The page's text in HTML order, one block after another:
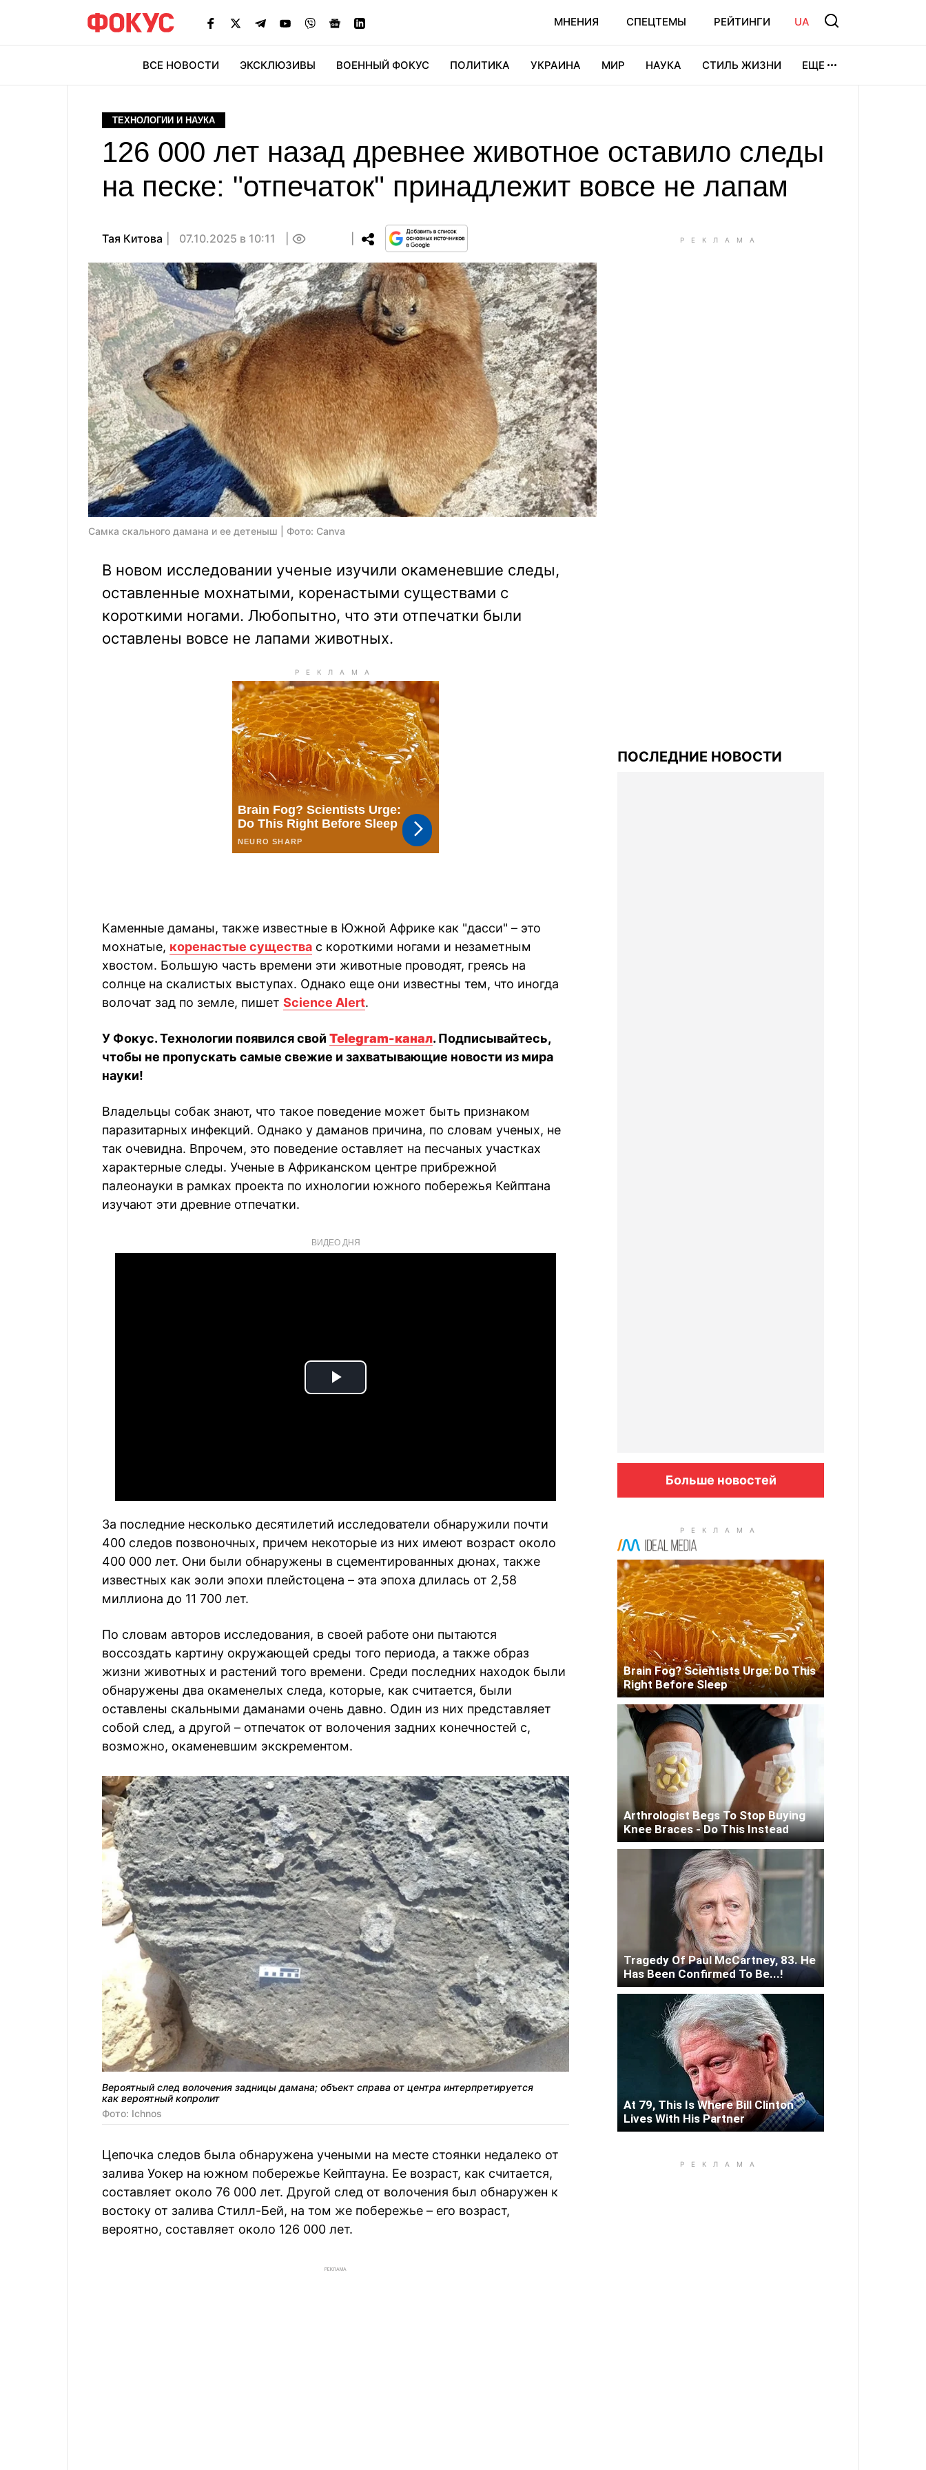
МНЕНИЯ СПЕЦТЕМЫ РЕЙТИНГИ UA
ВСЕ НОВОСТИ ЭКСКЛЮЗИВЫ ВОЕННЫЙ ФОКУС ПОЛИТИКА УКРАИНА МИР НАУКА СТИЛЬ ЖИЗНИ ЕЩЕ
ТЕХНОЛОГИИ И НАУКА
126 000 лет назад древнее животное оставило следы
на песке: "отпечаток" принадлежит вовсе не лапам
Тая Китова 07.10.2025 в 10:11
Самка скального дамана и ее детеныш | Фото: Canva
В новом исследовании ученые изучили окаменевшие следы,
оставленные мохнатыми, коренастыми существами с
короткими ногами. Любопытно, что эти отпечатки были
оставлены вовсе не лапами животных.
Каменные даманы, также известные в Южной Африке как "дасси" – это
мохнатые, коренастые существа с короткими ногами и незаметным
хвостом. Большую часть времени эти животные проводят, греясь на
солнце на скалистых выступах. Однако еще они известны тем, что иногда
волочат зад по земле, пишет Science Alert.
У Фокус. Технологии появился свой Telegram-канал. Подписывайтесь,
чтобы не пропускать самые свежие и захватывающие новости из мира
науки!
Владельцы собак знают, что такое поведение может быть признаком
паразитарных инфекций. Однако у даманов причина, по словам ученых, не
так очевидна. Впрочем, это поведение оставляет на песчаных участках
характерные следы. Ученые в Африканском центре прибрежной
палеонауки в рамках проекта по ихнологии южного побережья Кейптана
изучают эти древние отпечатки.
ВИДЕО ДНЯ
Play
За последние несколько десятилетий исследователи обнаружили почти
400 следов позвоночных, причем некоторые из них имеют возраст около
400 000 лет. Они были обнаружены в сцементированных дюнах, также
известных как эоли эпохи плейстоцена – эта эпоха длилась от 2,58
миллиона до 11 700 лет.
По словам авторов исследования, в своей работе они пытаются
воссоздать картину окружающей среды того периода, а также образ
жизни животных и растений того времени. Среди последних находок были
обнаружены два окаменелых следа, которые, как считается, были
оставлены скальными даманами очень давно. Один из них представляет
собой след, а другой – отпечаток от волочения задних конечностей с,
возможно, окаменевшим экскрементом.
Вероятный след волочения задницы дамана; объект справа от центра интерпретируется
как вероятный копролит
Фото: Ichnos
Цепочка следов была обнаружена учеными на месте стоянки недалеко от
залива Уокер на южном побережье Кейптауна. Ее возраст, как считается,
составляет около 76 000 лет. Другой след от волочения был обнаружен к
востоку от залива Стилл-Бей, на том же побережье – его возраст,
вероятно, составляет около 126 000 лет.
РЕКЛАМА
ПОСЛЕДНИЕ НОВОСТИ
Больше новостей